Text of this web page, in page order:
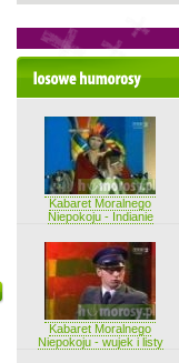
Losowe filmiki
Kabaret Moralnego
Niepokoju - Indianie
Kabaret Moralnego
Niepokoju - wujek i listy